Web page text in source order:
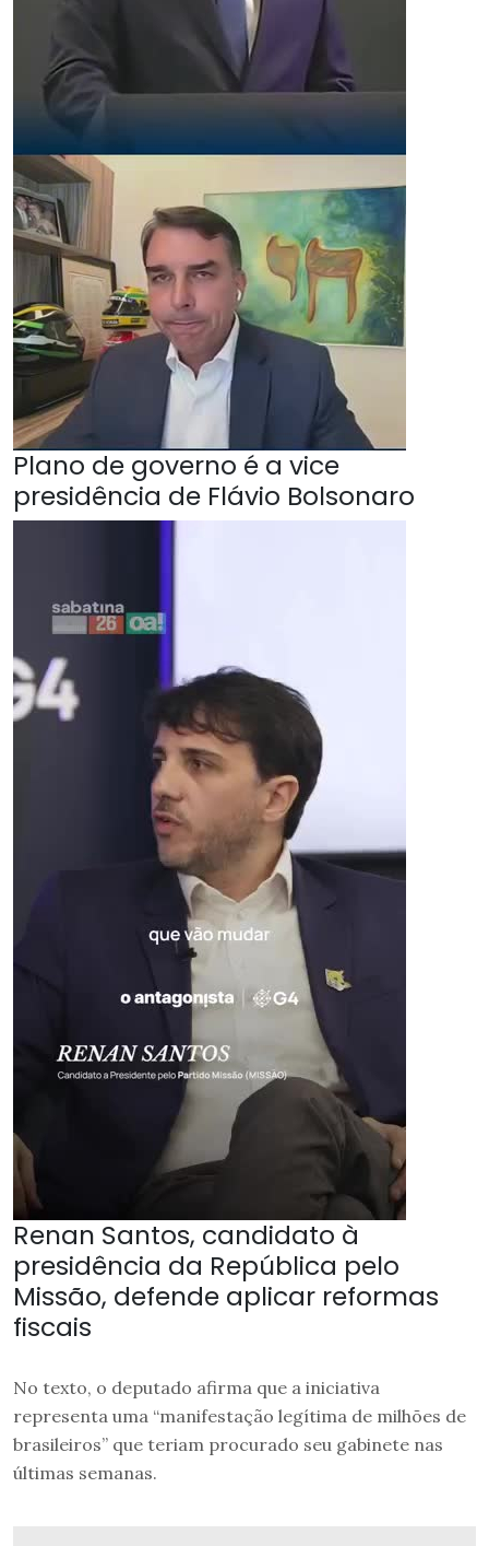
Plano de governo é a vice
presidência de Flávio Bolsonaro
Renan Santos, candidato à
presidência da República pelo
Missão, defende aplicar reformas
fiscais
No texto, o deputado afirma que a iniciativa
representa uma “manifestação legítima de milhões de
brasileiros” que teriam procurado seu gabinete nas
últimas semanas.